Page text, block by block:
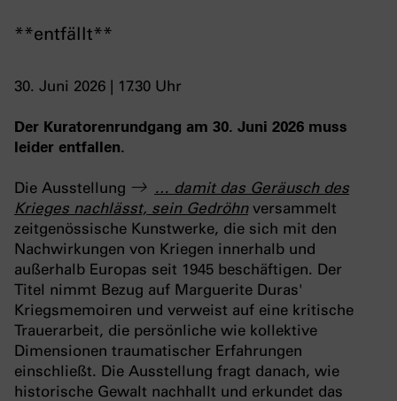
**entfällt**
30. Juni 2026 | 17.30 Uhr
Der Kuratorenrundgang am 30. Juni 2026 muss
leider entfallen.
Die Ausstellung
… damit das Geräusch des
Krieges nachlässt, sein Gedröhnversammelt
zeitgenössische Kunstwerke, die sich mit den
Nachwirkungen von Kriegen innerhalb und
außerhalb Europas seit 1945 beschäftigen. Der
Titel nimmt Bezug auf Marguerite Duras'
Kriegsmemoiren und verweist auf eine kritische
Trauerarbeit, die persönliche wie kollektive
Dimensionen traumatischer Erfahrungen
einschließt. Die Ausstellung fragt danach, wie
historische Gewalt nachhallt und erkundet das